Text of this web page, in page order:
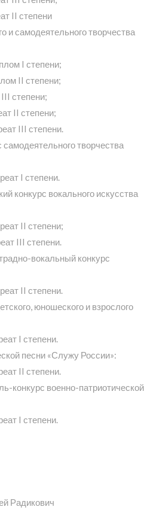
II степени
и самодеятельного творчества
I степени;
II степени;
степени;
II степени;
III степени.
творчества
I степени.
конкурс вокального искусства
II степени;
III степени.
вокальный конкурс
II степени.
юношеского и взрослого
I степени.
песни «Служу России»:
II степени.
конкурс военно-патриотической
I степени.
Радикович